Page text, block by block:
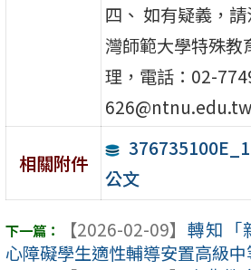
四、 如有疑義，
灣師範大學特殊教
理，電話：02-
626@ntnu.edu.tw
相關附件
公文
【2026-02-09】 轉知「
心障礙學生適性輔導安置高級中